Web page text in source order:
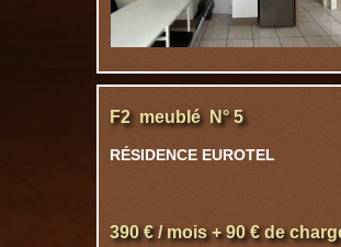
F2 meublé N° 5
RÉSIDENCE EUROTEL
390 € / mois + 90 € de